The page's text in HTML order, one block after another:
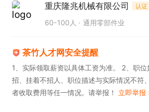
重庆隆兆机械有限公司 认证
60-100人 通用零部件业
茶竹人才网安全提醒
1、实际领取薪资以具体工资为准。 2、职
招、挂着不招人、职位描述与实际情况不符
者收取费用等任一情况。请举报！ 立即举报